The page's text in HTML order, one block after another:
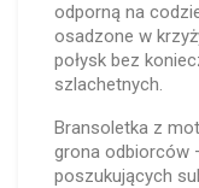
odporną na
osadzone w
połysk bez
szlachetnych.
Bransoletka z
grona odbiorców
poszukujących